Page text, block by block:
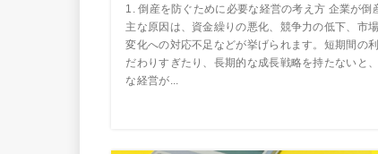
1. 倒産を防ぐために必要な経営の考え方 企業が倒
主な原因は、資金繰りの悪化、競争力の低下、市
変化への対応不足などが挙げられます。短期間の
だわりすぎたり、長期的な成長戦略を持たないと
な経営が...